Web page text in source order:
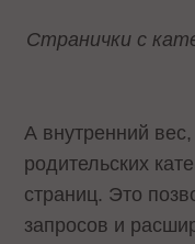
Странички с
А внутренний
родительских
страниц. Это
запросов и